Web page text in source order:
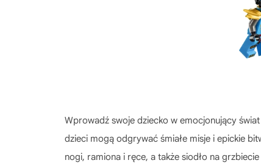
Wprowadź swoje dziecko w emocjonujący świat
dzieci mogą odgrywać śmiałe misje i epickie
nogi, ramiona i ręce, a także siodło na